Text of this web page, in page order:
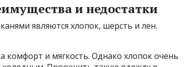
и недостатки
являются хлопок, шерсть и лен.
и мягкость. Однако хлопок очень